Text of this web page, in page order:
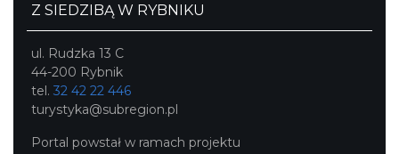
Z SIEDZIBĄ W RYBNIKU
ul. Rudzka 13 C
44-200 Rybnik
tel. 32 42 22 446
turystyka@subregion.pl
Portal powstał w ramach projektu